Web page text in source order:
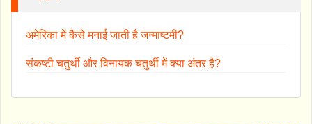
अमेरिका में कैसे मनाई जाती है जन्माष्टमी?
संकष्टी चतुर्थी और विनायक चतुर्थी में क्या अंतर है?